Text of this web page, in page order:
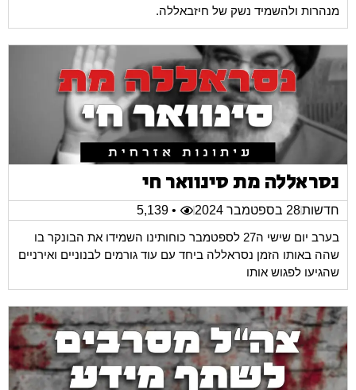
מנהרות ולהשמיד נשק של חיזבאללה.
נסראללה מת סינוואר חי
חדשות28 בספטמבר 2024
• 5,139
בערב יום שישי ה27 לספטמבר כוחותינו השמידו את הבונקר בו
שהה באותו הזמן נסראללה ביחד עם עוד גורמים לבנוניים ואירניים
שהגיעו לפגוש אותו